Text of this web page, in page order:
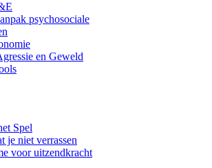
psychosociale
en Geweld
Spel
je niet verrassen
voor uitzendkracht